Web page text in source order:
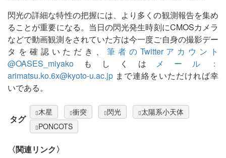
閃光の詳細な特性の把握には、より多くの観測報告を集め
ることが重要になる。当日の閃光発生時刻にCMOSカメラ
などで動画観測をされていた方は今一度ご自身の撮影デー
タを確認いただき、 筆者のTwitterアカウント
@OASES_miyako もしくは
メール：
arimatsu.ko.6x@kyoto-u.ac.jp まで連絡をいただければ幸
いである。
タグ
木星 衝突 閃光
太陽系小天体
PONCOTS
〈関連リンク〉